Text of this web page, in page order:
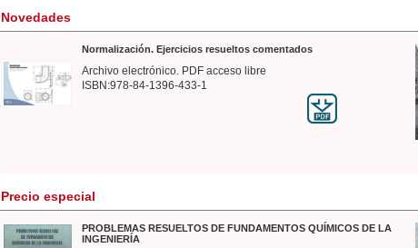
Novedades
Normalización. Ejercicios resueltos comentados
Archivo electrónico. PDF acceso libre
ISBN:978-84-1396-433-1
Precio especial
PROBLEMAS RESUELTOS DE FUNDAMENTOS QUÍMICOS DE LA
INGENIERÍA